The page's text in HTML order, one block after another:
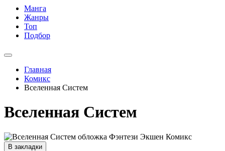
Манга
Жанры
Топ
Подбор
Главная
Комикс
Вселенная Систем
Вселенная Систем
В закладки